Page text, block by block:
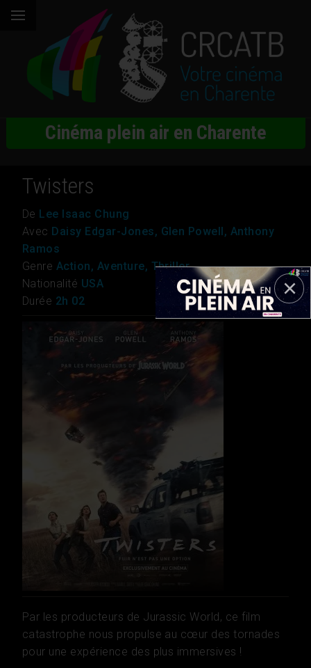
Cinéma plein air en Charente
Twisters
De Lee Isaac Chung
Avec Daisy Edgar-Jones, Glen Powell, Anthony
Ramos
Genre Action, Aventure, Thriller
Nationalité USA
Durée 2h 02
Par les producteurs de Jurassic World, ce film
catastrophe nous propulse au cœur des tornades
pour une expérience des plus immersives !